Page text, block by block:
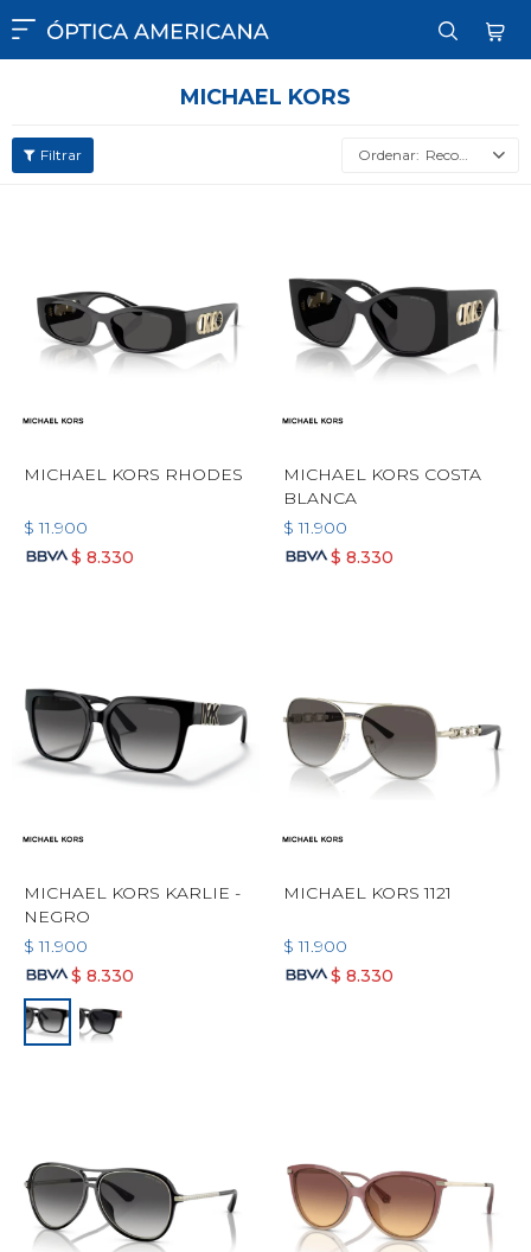

MICHAEL KORS
Recomendados
MICHAEL KORS RHODES
$ 11.900
$ 8.330
MICHAEL KORS COSTA
BLANCA
$ 11.900
$ 8.330
MICHAEL KORS KARLIE -
NEGRO
$ 11.900
$ 8.330
MICHAEL KORS 1121
$ 11.900
$ 8.330